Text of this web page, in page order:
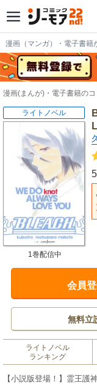
漫画（マンガ）・電子書籍
漫画(まんが)・電子書籍の
ライトノベル
1巻配信中
会員
無料立
ライトノベル
ランキング
【小説版登場！】霊王護